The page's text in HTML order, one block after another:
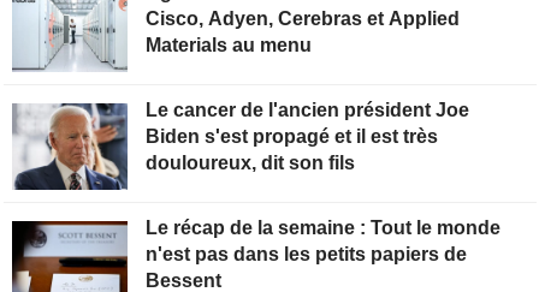
Cisco, Adyen, Cerebras et Applied
Materials au menu
Le cancer de l'ancien président Joe
Biden s'est propagé et il est très
douloureux, dit son fils
Le récap de la semaine : Tout le monde
n'est pas dans les petits papiers de
Bessent